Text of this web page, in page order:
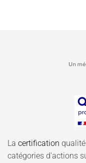
La certification
catégories d'actions